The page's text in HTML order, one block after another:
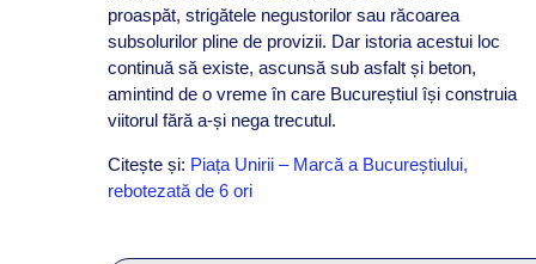
proaspăt, strigătele negustorilor sau răcoarea
subsolurilor pline de provizii. Dar istoria acestui loc
continuă să existe, ascunsă sub asfalt și beton,
amintind de o vreme în care Bucureștiul își construia
viitorul fără a-și nega trecutul.
Citește și: Piața Unirii – Marcă a Bucureștiului,
rebotezată de 6 ori